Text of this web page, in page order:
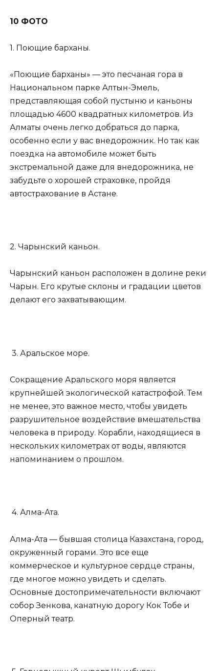
10 ФОТО
1. Поющие барханы.
«Поющие барханы» — это песчаная гора в
Национальном парке Алтын-Эмель,
представляющая собой пустыню и каньоны
площадью 4600 квадратных километров. Из
Алматы очень легко добраться до парка,
особенно если у вас внедорожник. Но так как
поездка на автомобиле может быть
экстремальной даже для внедорожника, не
забудьте о хорошей страховке, пройдя
автострахование в Астане.
2. Чарынский каньон.
Чарынский каньон расположен в долине реки
Чарын. Его крутые склоны и градации цветов
делают его захватывающим.
3. Аральское море.
Сокращение Аральского моря является
крупнейшей экологической катастрофой. Тем
не менее, это важное место, чтобы увидеть
разрушительное воздействие вмешательства
человека в природу. Корабли, находящиеся в
нескольких километрах от воды, являются
напоминанием о прошлом.
4. Алма-Ата.
Алма-Ата — бывшая столица Казахстана, город,
окруженный горами. Это все еще
коммерческое и культурное сердце страны,
где многое можно увидеть и сделать.
Основные достопримечательности включают
собор Зенкова, канатную дорогу Кок Тобе и
Оперный театр.